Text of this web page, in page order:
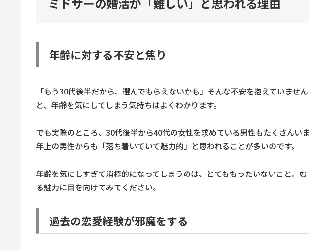
年齢に対する不安と焦り
「もう30代後半だから、選んでもらえないかも」そんな不安を抱えていませ
と、年齢を気にしてしまう気持ちはよくわかります。
でも実際のところ、30代後半から40代の女性を求めている男性もたくさんい
年上の男性からも「落ち着いていて魅力的」と思われることが多いのです。
年齢を気にしすぎて消極的になってしまうのは、とてももったいないこと。
る魅力に目を向けてみてください。
過去の恋愛経験が邪魔をする